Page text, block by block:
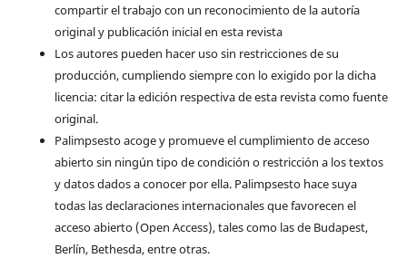
compartir el trabajo con un reconocimiento de la autoría
original y publicación inicial en esta revista
Los autores pueden hacer uso sin restricciones de su
producción, cumpliendo siempre con lo exigido por la dicha
licencia: citar la edición respectiva de esta revista como fuente
original.
Palimpsesto acoge y promueve el cumplimiento de acceso
abierto sin ningún tipo de condición o restricción a los textos
y datos dados a conocer por ella. Palimpsesto hace suya
todas las declaraciones internacionales que favorecen el
acceso abierto (Open Access), tales como las de Budapest,
Berlín, Bethesda, entre otras.